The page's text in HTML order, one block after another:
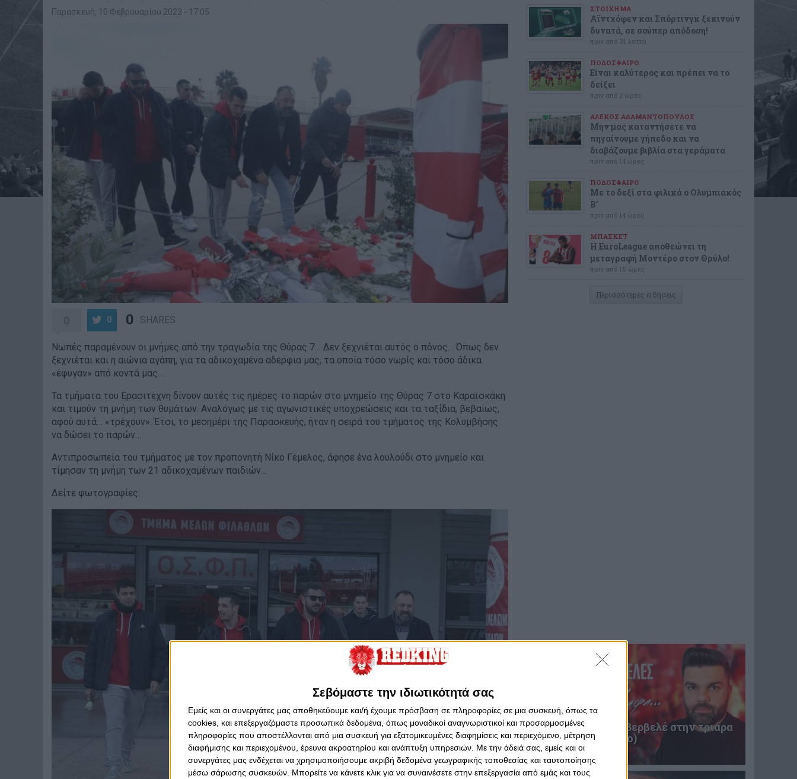
Σεβόμαστε την ιδιωτικότητά σας
Εμείς και οι συνεργάτες μας αποθηκεύουμε και/ή έχουμε πρόσβαση σε πληροφορίες σε μια συσκευή, όπως τα
cookies, και επεξεργαζόμαστε προσωπικά δεδομένα, όπως μοναδικοί αναγνωριστικοί και προσαρμοσμένες
πληροφορίες που αποστέλλονται από μια συσκευή για εξατομικευμένες διαφημίσεις και περιεχόμενο, μέτρηση
διαφήμισης και περιεχομένου, έρευνα ακροατηρίου και ανάπτυξη υπηρεσιών. Με την άδειά σας, εμείς και οι
συνεργάτες μας ενδέχεται να χρησιμοποιήσουμε ακριβή δεδομένα γεωγραφικής τοποθεσίας και ταυτοποίησης
μέσω σάρωσης συσκευών. Μπορείτε να κάνετε κλικ για να συναινέσετε στην επεξεργασία από εμάς και τους
Παρασκευή, 10 Φεβρουαρίου 2023 - 17:05
0 SHARES
0
Νωπές παραμένουν οι μνήμες από την τραγωδία της Θύρας 7… Δεν ξεχνιέται αυτός ο πόνος… Όπως δεν
ξεχνιέται και η αιώνια αγάπη, για τα αδικοχαμένα αδέρφια μας, τα οποία τόσο νωρίς και τόσο άδικα
«έφυγαν» από κοντά μας…
Τα τμήματα του Ερασιτέχνη δίνουν αυτές τις ημέρες το παρών στο μνημείο της Θύρας 7 στο Καραϊσκάκη
και τιμούν τη μνήμη των θυμάτων. Αναλόγως με τις αγωνιστικές υποχρεώσεις και τα ταξίδια, βεβαίως,
αφού αυτά… «τρέχουν». Έτσι, το μεσημέρι της Παρασκευής, ήταν η σειρά του τμήματος της Κολυμβήσης
να δώσει το παρών…
Αντιπροσωπεία του τμήματος με τον προπονητή Νίκο Γέμελος, άφησε ένα λουλούδι στο μνημείο και
τίμησαν τη μνήμη των 21 αδικοχαμένων παιδιών…
Δείτε φωτογραφίες:
ΣΤΟΙΧΗΜΑ
Αϊντχόφεν και Σπόρτινγκ ξεκινούν
δυνατά, σε σούπερ απόδοση!
πριν από 31 λεπτά
ΠΟΔΟΣΦΑΙΡΟ
Είναι καλύτερος και πρέπει να το
δείξει
πριν από 2 ώρες
ΑΛΕΚΟΣ ΑΔΑΜΑΝΤΟΠΟΥΛΟΣ
Μην μας καταντήσετε να
πηγαίνουμε γήπεδο και να
διαβάζουμε βιβλία στα γεράματα
πριν από 14 ώρες
ΠΟΔΟΣΦΑΙΡΟ
Με το δεξί στα φιλικά ο Ολυμπιακός
Β’
πριν από 14 ώρες
ΜΠΑΣΚΕΤ
Η EuroLeague αποθεώνει τη
μεταγραφή Μοντέρο στον Θρύλο!
πριν από 15 ώρες
Περισσότερες ειδήσεις
Επική περιγραφή Βερβελέ στην τριάρα
του Θρύλου! (video)
31 Ιανουαρίου 2025